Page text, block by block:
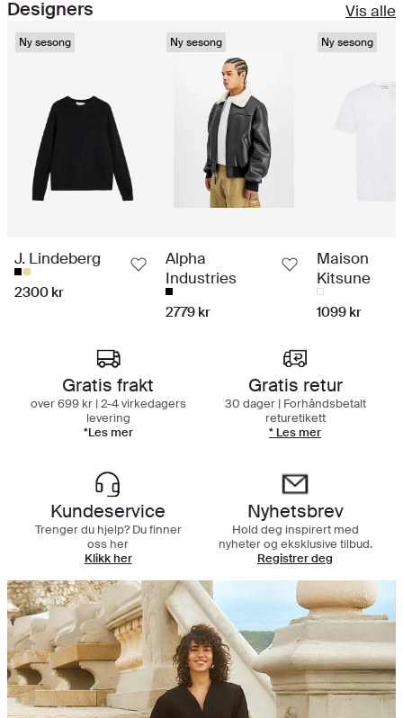
Designers Vis alle
Ny sesong
J. Lindeberg
2300 kr
Ny sesong
Alpha
Industries
2779 kr
Ny sesong
Maison
Kitsune
1099 kr
Gratis frakt
over 699 kr | 2-4 virkedagers
levering
*Les mer
Gratis retur
30 dager | Forhåndsbetalt
returetikett
* Les mer
Kundeservice
Trenger du hjelp? Du finner
oss her
Klikk her
Nyhetsbrev
Hold deg inspirert med
nyheter og eksklusive tilbud.
Registrer deg